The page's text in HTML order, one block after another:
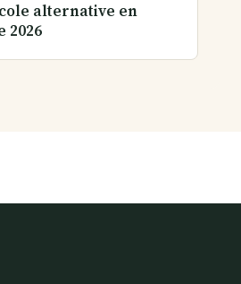
alternative en
2026